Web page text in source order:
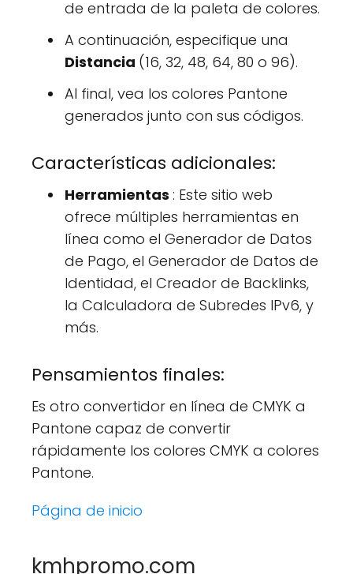
de entrada de la paleta de colores.
A continuación, especifique una
Distancia (16, 32, 48, 64, 80 o 96).
Al final, vea los colores Pantone
generados junto con sus códigos.
Características adicionales:
Herramientas : Este sitio web
ofrece múltiples herramientas en
línea como el Generador de Datos
de Pago, el Generador de Datos de
Identidad, el Creador de Backlinks,
la Calculadora de Subredes IPv6, y
más.
Pensamientos finales:
Es otro convertidor en línea de CMYK a
Pantone capaz de convertir
rápidamente los colores CMYK a colores
Pantone.
Página de inicio
kmhpromo.com